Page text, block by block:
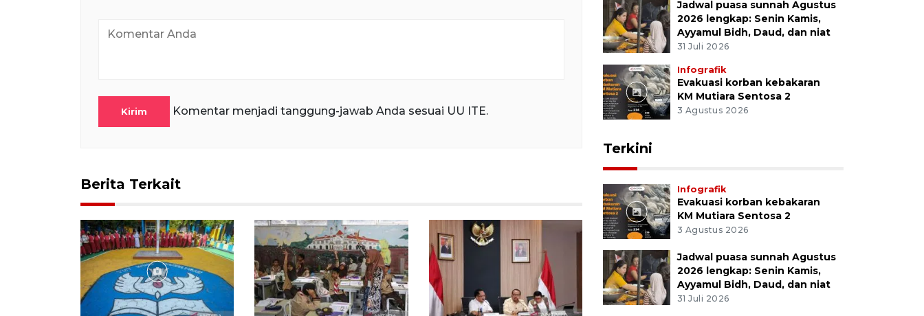
Kirim Komentar menjadi tanggung-jawab Anda sesuai UU ITE.
Berita Terkait
Jadwal puasa sunnah Agustus
2026 lengkap: Senin Kamis,
Ayyamul Bidh, Daud, dan niat
31 Juli 2026
Infografik
Evakuasi korban kebakaran
KM Mutiara Sentosa 2
3 Agustus 2026
Terkini
Infografik
Evakuasi korban kebakaran
KM Mutiara Sentosa 2
3 Agustus 2026
Jadwal puasa sunnah Agustus
2026 lengkap: Senin Kamis,
Ayyamul Bidh, Daud, dan niat
31 Juli 2026